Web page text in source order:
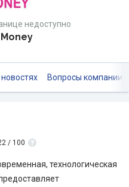
недоступно
Вопросы компании
/ 100
технологическая